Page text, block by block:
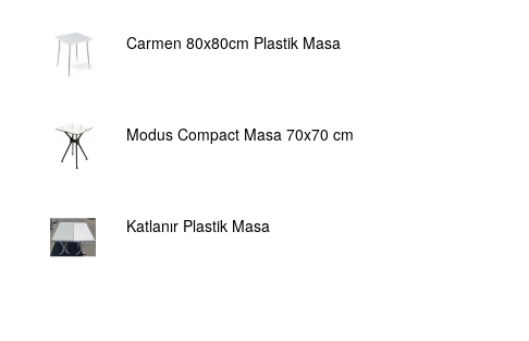
Carmen 80x80cm Plastik Masa
Modus Compact Masa 70x70 cm
Katlanır Plastik Masa